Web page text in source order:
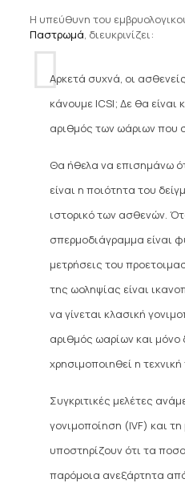
Η υπεύθυνη του
Παστρωμά, διευκρινίζει:
Αρκετά συχνά, οι
κάνουμε ICSI; Δε θα είναι
αριθμός των ωάριων που
Θα ήθελα να επισημάνω
είναι η ποιότητα του
ιστορικό των ασθενών.
σπερμοδιάγραμμα είναι
μετρήσεις του
της ωοληψίας είναι
να γίνεται κλασική
αριθμός ωαρίων και μόνο
χρησιμοποιηθεί η τεχνική
Συγκριτικές μελέτες
γονιμοποίηση (IVF) και
υποστηρίζουν ότι τα
παρόμοια ανεξάρτητα